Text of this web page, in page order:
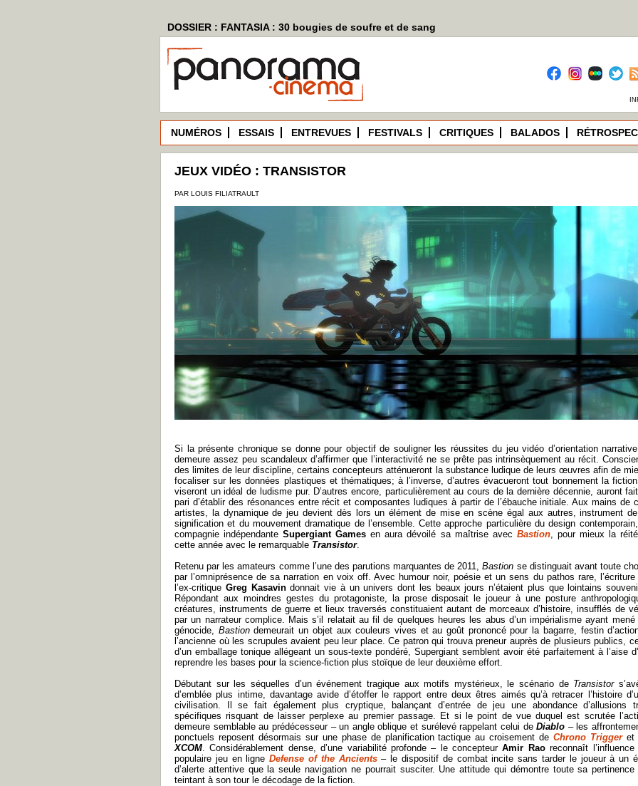
DOSSIER : FANTASIA : 30 bougies de soufre et de sang
NUMÉROS ESSAIS ENTREVUES FESTIVALS CRITIQUES BALADOS
JEUX VIDÉO : TRANSISTOR
PAR LOUIS FILIATRAULT
Si la présente chronique se donne pour objectif de souligner les réussites du jeu vidéo d’orientation
demeure assez peu scandaleux d’affirmer que l’interactivité ne se prête pas intrinsèquement au récit.
des limites de leur discipline, certains concepteurs atténueront la substance ludique de leurs œuvres afin de
focaliser sur les données plastiques et thématiques; à l’inverse, d’autres évacueront tout bonnement la
viseront un idéal de ludisme pur. D’autres encore, particulièrement au cours de la dernière décennie, auront
pari d’établir des résonances entre récit et composantes ludiques à partir de l’ébauche initiale. Aux mains de
artistes, la dynamique de jeu devient dès lors un élément de mise en scène égal aux autres, instrument
signification et du mouvement dramatique de l’ensemble. Cette approche particulière du design
compagnie indépendanteSupergiant Games en aura dévoilé sa maîtrise avec Bastion, pour mieux la
cette année avec le remarquable Transistor.
Retenu par les amateurs comme l’une des parutions marquantes de 2011,Bastion se distinguait avant toute
par l’omniprésence de sa narration en voix off. Avec humour noir, poésie et un sens du pathos rare, l’écriture
l’ex-critique Greg Kasavindonnait vie à un univers dont les beaux jours n’étaient plus que lointains
Répondant aux moindres gestes du protagoniste, la prose disposait le joueur à une posture
créatures, instruments de guerre et lieux traversés constituaient autant de morceaux d’histoire, insufflés de
par un narrateur complice. Mais s’il relatait au fil de quelques heures les abus d’un impérialisme ayant mené
génocide, Bastiondemeurait un objet aux couleurs vives et au goût prononcé pour la bagarre, festin
l’ancienne où les scrupules avaient peu leur place. Ce patron qui trouva preneur auprès de plusieurs publics,
d’un emballage tonique allégeant un sous-texte pondéré, Supergiant semblent avoir été parfaitement à l’aise
reprendre les bases pour la science-fiction plus stoïque de leur deuxième effort.
Débutant sur les séquelles d’un événement tragique aux motifs mystérieux, le scénario de Transistor
d’emblée plus intime, davantage avide d’étoffer le rapport entre deux êtres aimés qu’à retracer l’histoire
civilisation. Il se fait également plus cryptique, balançant d’entrée de jeu une abondance d’allusions
spécifiques risquant de laisser perplexe au premier passage. Et si le point de vue duquel est scrutée
demeure semblable au prédécesseur – un angle oblique et surélevé rappelant celui deDiablo – les
ponctuels reposent désormais sur une phase de planification tactique au croisement deChrono Triggeret
XCOM. Considérablement dense, d’une variabilité profonde – le concepteurAmir Raoreconnaît l’influence
populaire jeu en ligneDefense of the Ancients– le dispositif de combat incite sans tarder le joueur à un
d’alerte attentive que la seule navigation ne pourrait susciter. Une attitude qui démontre toute sa pertinence
teintant à son tour le décodage de la fiction.